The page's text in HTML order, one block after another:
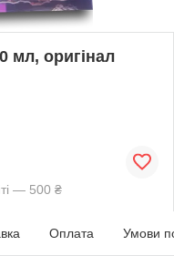
мл, оригінал
— 500 ₴
Оплата Умови